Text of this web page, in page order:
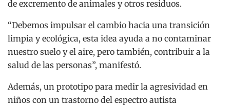
de excremento de animales y otros residuos.
“Debemos impulsar el cambio hacia una transición
limpia y ecológica, esta idea ayuda a no contaminar
nuestro suelo y el aire, pero también, contribuir a la
salud de las personas”, manifestó.
Además, un prototipo para medir la agresividad en
niños con un trastorno del espectro autista